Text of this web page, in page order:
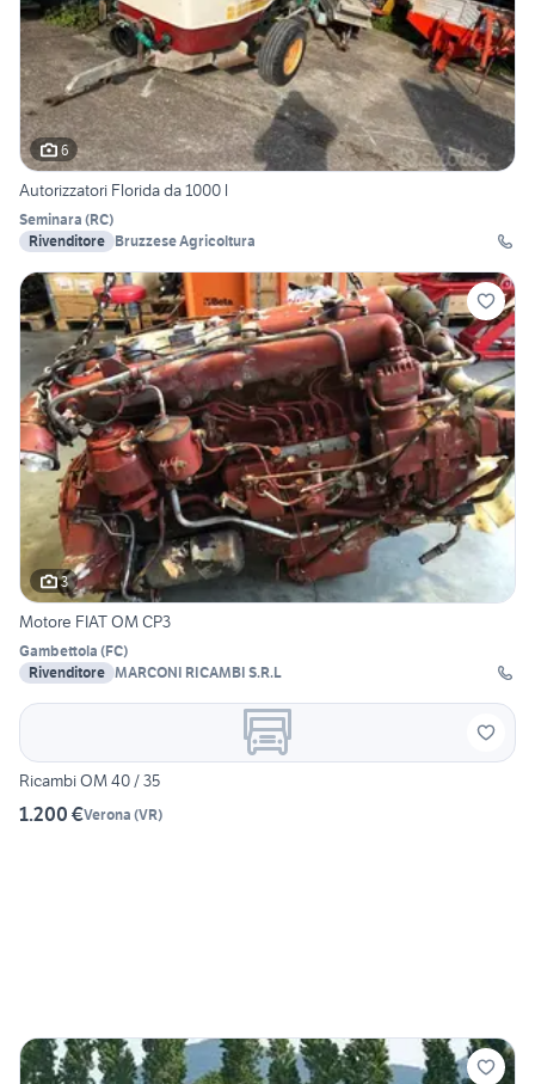
6
Autorizzatori Florida da 1000 l
Seminara (RC)
Rivenditore Bruzzese Agricoltura
3
Motore FIAT OM CP3
Gambettola (FC)
Rivenditore MARCONI RICAMBI S.R.L
Ricambi OM 40 / 35
1.200 €Verona (VR)